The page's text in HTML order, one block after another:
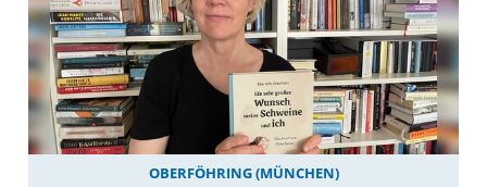
OBERFÖHRING (MÜNCHEN)